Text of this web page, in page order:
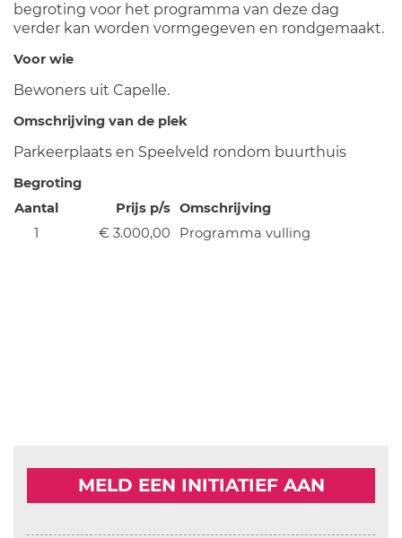
begroting voor het programma van deze dag
verder kan worden vormgegeven en rondgemaakt.
Voor wie
Bewoners uit Capelle.
Omschrijving van de plek
Parkeerplaats en Speelveld rondom buurthuis
Begroting
Aantal
Prijs p/s Omschrijving
1
€ 3.000,00 Programma vulling
MELD EEN INITIATIEF AAN